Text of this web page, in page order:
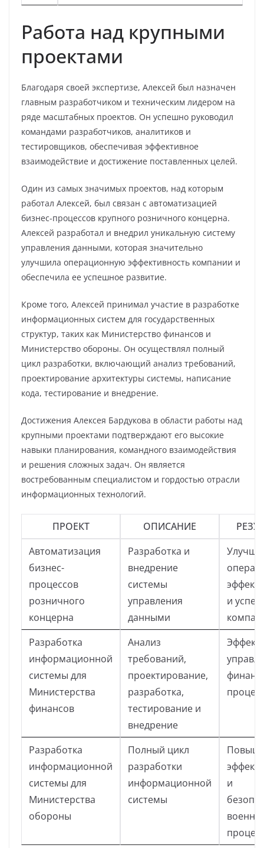
Работа над крупными
проектами
Благодаря своей экспертизе, Алексей был назначен
главным разработчиком и техническим лидером на
ряде масштабных проектов. Он успешно руководил
командами разработчиков, аналитиков и
тестировщиков, обеспечивая эффективное
взаимодействие и достижение поставленных целей.
Один из самых значимых проектов, над которым
работал Алексей, был связан с автоматизацией
бизнес-процессов крупного розничного концерна.
Алексей разработал и внедрил уникальную систему
управления данными, которая значительно
улучшила операционную эффективность компании и
обеспечила ее успешное развитие.
Кроме того, Алексей принимал участие в разработке
информационных систем для государственных
структур, таких как Министерство финансов и
Министерство обороны. Он осуществлял полный
цикл разработки, включающий анализ требований,
проектирование архитектуры системы, написание
кода, тестирование и внедрение.
Достижения Алексея Бардукова в области работы над
крупными проектами подтверждают его высокие
навыки планирования, командного взаимодействия
и решения сложных задач. Он является
востребованным специалистом и гордостью отрасли
информационных технологий.
ПРОЕКТ ОПИСАНИЕ
Автоматизация
бизнес-
процессов
розничного
концерна
Разработка и
внедрение
системы
управления
данными
и успех
Разработка
информационной
системы для
Министерства
финансов
Анализ
требований,
проектирование,
разработка,
тестирование и
внедрение
Разработка
информационной
системы для
Министерства
обороны
Полный цикл
разработки
информационной
системы
и